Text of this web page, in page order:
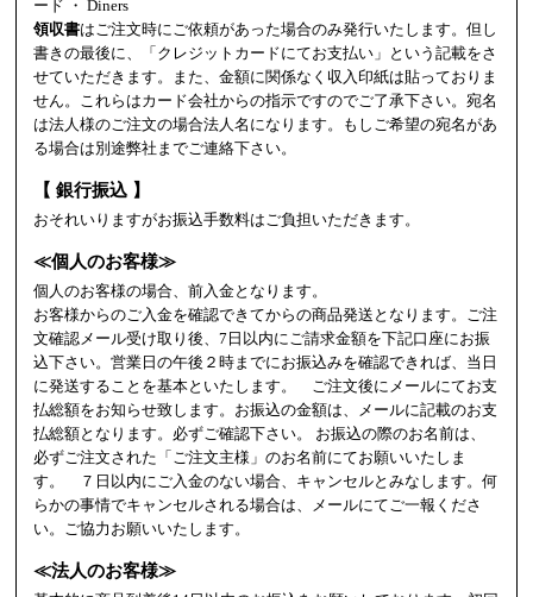
ード ・ Diners
領収書はご注文時にご依頼があった場合のみ発行いたします。但し
書きの最後に、「クレジットカードにてお支払い」という記載をさ
せていただきます。また、金額に関係なく収入印紙は貼っておりま
せん。これらはカード会社からの指示ですのでご了承下さい。宛名
は法人様のご注文の場合法人名になります。もしご希望の宛名があ
る場合は別途弊社までご連絡下さい。
【 銀行振込 】
おそれいりますがお振込手数料はご負担いただきます。
≪個人のお客様≫
個人のお客様の場合、前入金となります。
お客様からのご入金を確認できてからの商品発送となります。ご注
文確認メール受け取り後、7日以内にご請求金額を下記口座にお振
込下さい。営業日の午後２時までにお振込みを確認できれば、当日
に発送することを基本といたします。 ご注文後にメールにてお支
払総額をお知らせ致します。お振込の金額は、メールに記載のお支
払総額となります。必ずご確認下さい。 お振込の際のお名前は、
必ずご注文された「ご注文主様」のお名前にてお願いいたしま
す。 ７日以内にご入金のない場合、キャンセルとみなします。何
らかの事情でキャンセルされる場合は、メールにてご一報くださ
い。ご協力お願いいたします。
≪法人のお客様≫